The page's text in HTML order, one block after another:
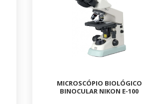
MICROSCÓPIO BIOLÓGICO
BINOCULAR NIKON E-100